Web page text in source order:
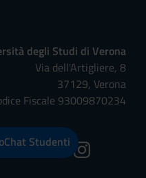
degli Studi di Verona
Via dell'Artigliere, 8
37129, Verona
Fiscale 93009870234
Studenti